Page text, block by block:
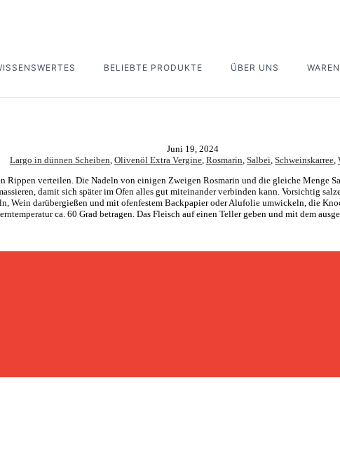
BELIEBTE PRODUKTE ÜBER UNS
Juni 19, 2024
Largo in dünnen Scheiben Olivenöl Extra Vergine Rosmarin Salbei Schweinskarree
Rippen verteilen. Die Nadeln von einigen Zweigen Rosmarin und die gleiche Menge
damit sich später im Ofen alles gut miteinander verbinden kann. Vorsichtig
Wein darübergießen und mit ofenfestem Backpapier oder Alufolie umwickeln, die
ca. 60 Grad betragen. Das Fleisch auf einen Teller geben und mit dem